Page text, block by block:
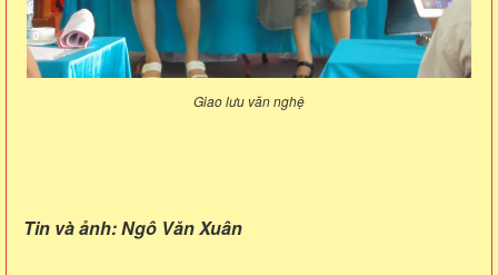
Giao lưu văn nghệ
Tin và ảnh: Ngô Văn Xuân